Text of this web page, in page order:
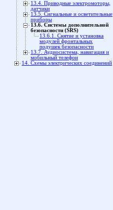
13.4. Приводные электромоторы,
датчики
13.5. Сигнальные и осветительные
приборы
13.6. Системы дополнительной
безопасности (SRS)
13.6.1. Снятие и установка
модулей фронтальных
подушек безопасности
13.7. Аудиосистема, навигация и
мобильный телефон
14. Схемы электрических соединений